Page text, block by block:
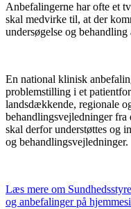
Anbefalingerne har ofte et
skal medvirke til, at der
undersøgelse og
En national klinisk
problemstilling i et
landsdækkende, regionale
behandlingsvejledninger fra
skal derfor understøttes og
og behandlingsvejledninger.
Læs mere om
og anbefalinger på